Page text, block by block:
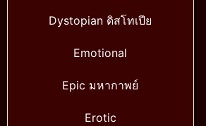
Dystopian ดิสโทเปีย
Emotional
Epic มหากาพย์
Erotic